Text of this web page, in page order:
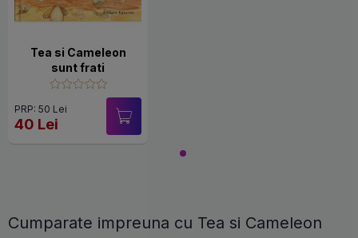
Tea si Cameleon
sunt frati
PRP: 50 Lei
40 Lei
Cumparate impreuna cu Tea si Cameleon